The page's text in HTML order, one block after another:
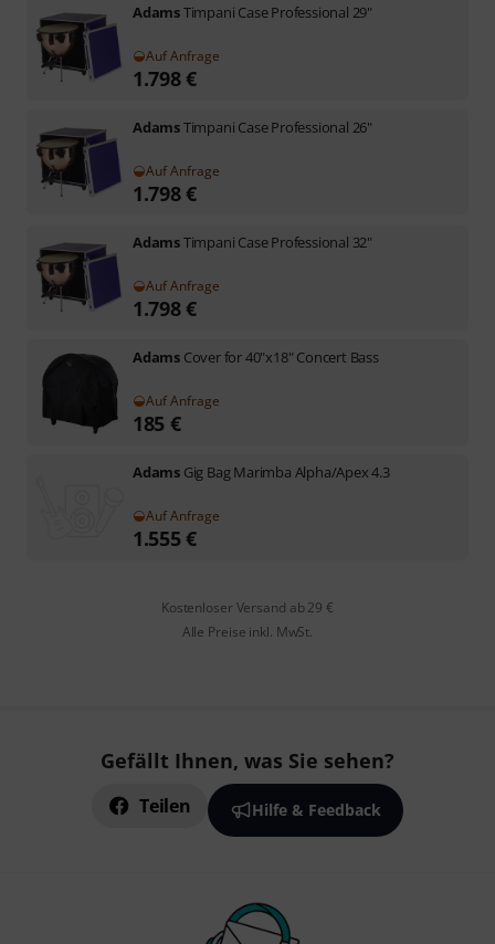
AdamsTimpani Case Professional 29"
Auf Anfrage
1.798€
AdamsTimpani Case Professional 26"
Auf Anfrage
1.798€
AdamsTimpani Case Professional 32"
Auf Anfrage
1.798€
Adams Cover for 40"x18" Concert Bass
Auf Anfrage
185 €
Adams Gig Bag Marimba Alpha/Apex 4.3
Auf Anfrage
1.555€
Kostenloser Versand ab 29 €
Alle Preise inkl. MwSt.
Gefällt Ihnen, was Sie sehen?
Teilen Hilfe & Feedback